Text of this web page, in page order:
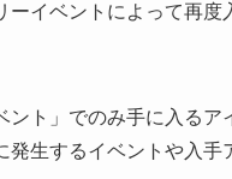
イベントによって再
ト」でのみ手に入るア
生するイベントや入